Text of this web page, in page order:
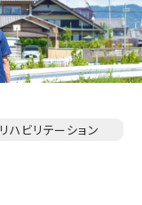
リハビリテーション